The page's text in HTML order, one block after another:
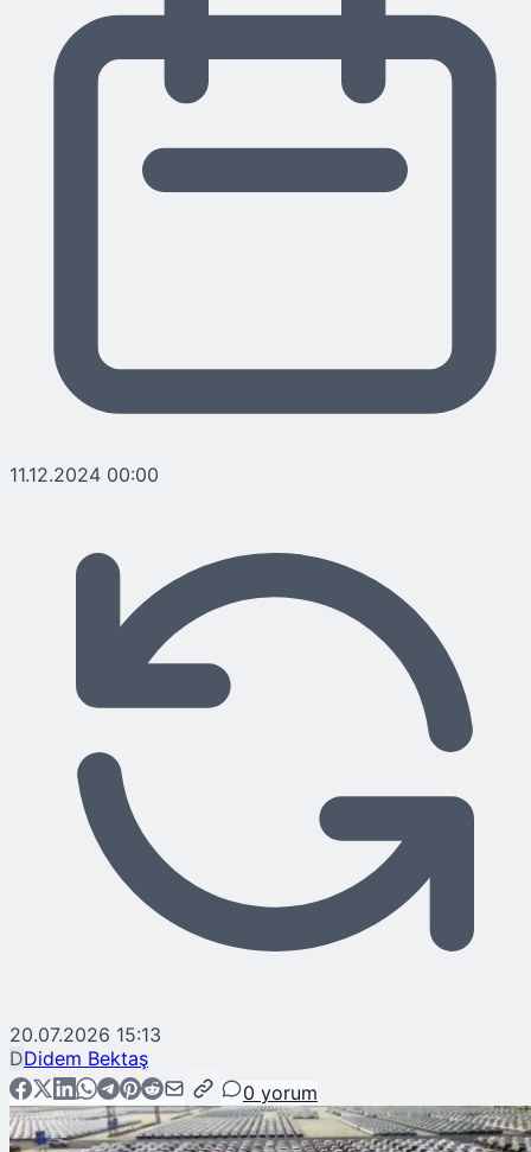
11.12.2024 00:00
20.07.2026 15:13
DDidem Bektaş
0 yorum